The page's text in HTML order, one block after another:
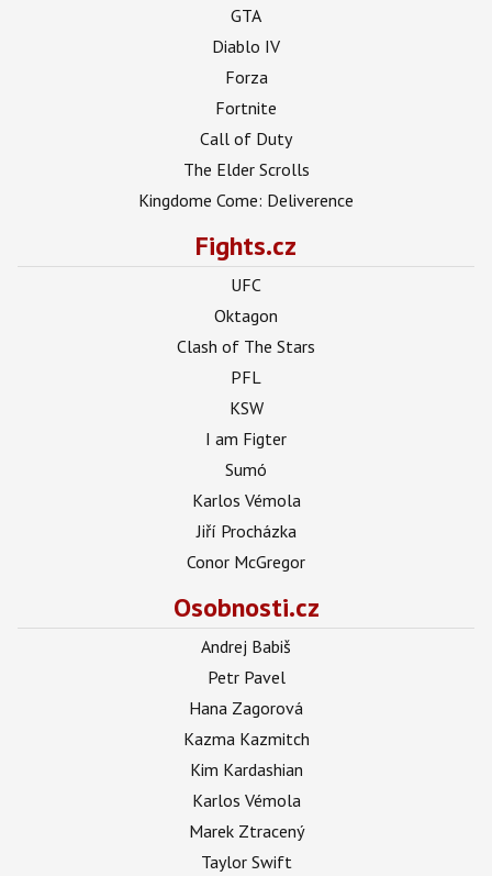
GTA
Diablo IV
Forza
Fortnite
Call of Duty
The Elder Scrolls
Kingdome Come: Deliverence
Fights.cz
UFC
Oktagon
Clash of The Stars
PFL
KSW
I am Figter
Sumó
Karlos Vémola
Jiří Procházka
Conor McGregor
Osobnosti.cz
Andrej Babiš
Petr Pavel
Hana Zagorová
Kazma Kazmitch
Kim Kardashian
Karlos Vémola
Marek Ztracený
Taylor Swift